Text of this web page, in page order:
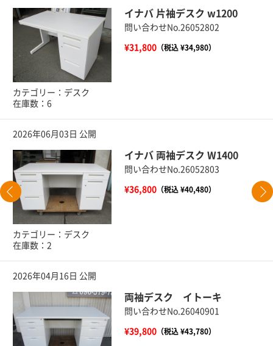
イナバ 片袖デスク w1200
問い合わせNo.26052802
¥31,800（税込 ¥34,980）
カテゴリー：デスク
在庫数：6
2026年06月03日 公開
イナバ 両袖デスク W1400
問い合わせNo.26052803
¥36,800（税込 ¥40,480）
カテゴリー：デスク
在庫数：2
2026年04月16日 公開
両袖デスク イトーキ
問い合わせNo.26040901
¥39,800（税込 ¥43,780）